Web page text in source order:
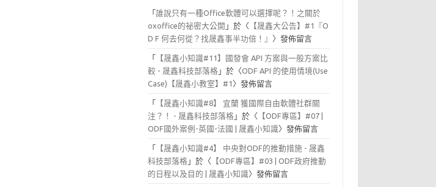
「誰說只有一種Office軟體可以選擇呢？！之關於
oxoffice的祕密大公開 」於〈 【晟鑫大公告】#1『O
D F 何去何從？找晟鑫事半功倍！』 〉發佈留言
「
【晟鑫小知識#11】國發會 API 方案與一般方案比
較 - 晟鑫科技部落格 」於〈ODF API 的使用情境(Use
Case)【晟鑫小教室】#1 〉發佈留言
「
【晟鑫小知識#8】 宜蘭 獲國際自由軟體社群關
注？！ - 晟鑫科技部落格 」於〈 【ODF專區】#07 |
ODF國外案例-英國-法國 | 晟鑫小知識〉發佈留言
「
【晟鑫小知識#4】 中央對ODF的推動措施 - 晟鑫
科技部落格 」於〈 【ODF專區】#03 | ODF政府推動
的日程以及目的 | 晟鑫小知識〉發佈留言